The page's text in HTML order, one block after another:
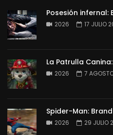
Posesión infernal:
2026 17 JULIO
La Patrulla
2026 7
Spider-Man:
2026 29 JULIO